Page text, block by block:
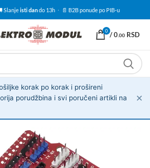
Slanjeisti dando 13h · 📄 B2B ponude po PIB-u
0 /0.00 RSD
korak po korak i prošireni
porudžbina i svi poručeni artikli na
✕